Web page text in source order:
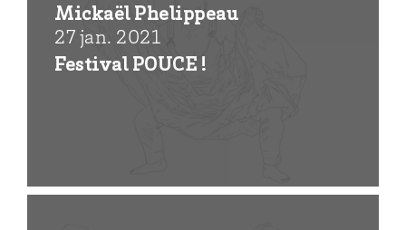
Mickaël Phelippeau
27 jan. 2021
Festival POUCE !